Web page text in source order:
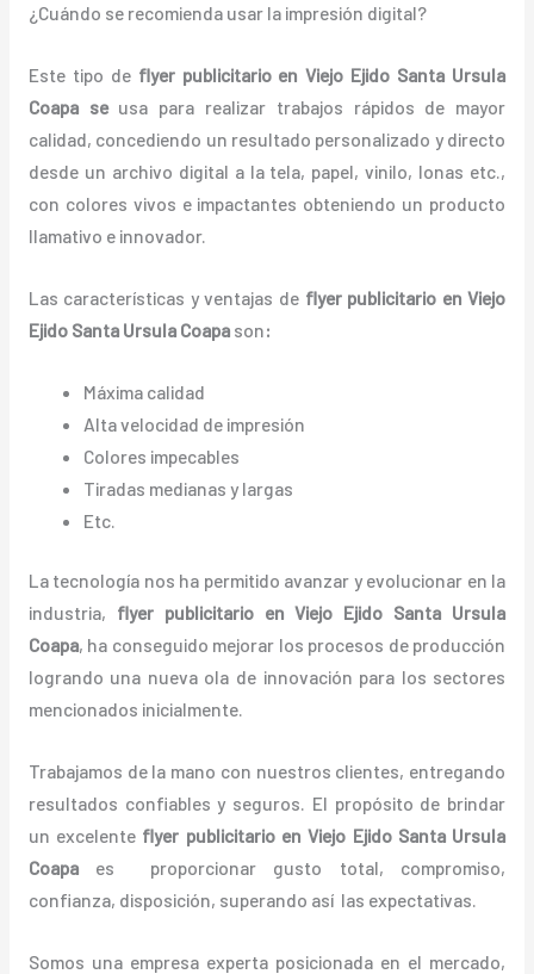
¿Cuándo se recomienda usar la impresión digital?
Este tipo de flyer publicitario en Viejo Ejido Santa Ursula
Coapa seusa para realizar trabajos rápidos de mayor
calidad, concediendo un resultado personalizado y directo
desde un archivo digital a la tela, papel, vinilo, lonas etc.,
con colores vivos e impactantes obteniendo un producto
llamativo e innovador.
Las características y ventajas de flyer publicitario en Viejo
Ejido Santa Ursula Coapa son:
Máxima calidad
Alta velocidad de impresión
Colores impecables
Tiradas medianas y largas
Etc.
La tecnología nos ha permitido avanzar y evolucionar en la
industria, flyer publicitario en Viejo Ejido Santa Ursula
Coapa, ha conseguido mejorar los procesos de producción
logrando una nueva ola de innovación para los sectores
mencionados inicialmente.
Trabajamos de la mano con nuestros clientes, entregando
resultados confiables y seguros. El propósito de brindar
un excelente flyer publicitarioen Viejo Ejido Santa Ursula
Coapa es proporcionar gusto total, compromiso,
confianza, disposición, superando así las expectativas.
Somos una empresa experta posicionada en el mercado,